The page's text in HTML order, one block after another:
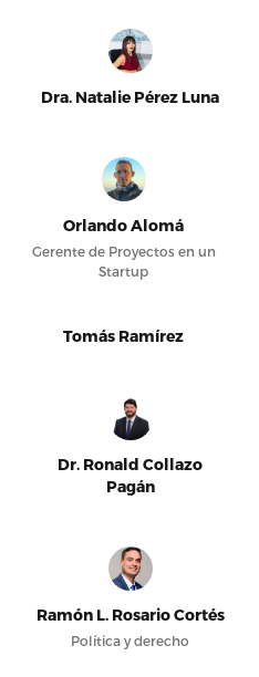
Dra. Natalie Pérez Luna
Orlando Alomá
Gerente de Proyectos en un
Startup
Tomás Ramírez
Dr. Ronald Collazo
Pagán
Ramón L. Rosario Cortés
Política y derecho